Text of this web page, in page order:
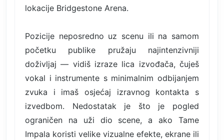
lokacije Bridgestone Arena.
Pozicije neposredno uz scenu ili na samom
početku publike pružaju najintenzivniji
doživljaj — vidiš izraze lica izvođača, čuješ
vokal i instrumente s minimalnim odbijanjem
zvuka i imaš osjećaj izravnog kontakta s
izvedbom. Nedostatak je što je pogled
ograničen na uži dio scene, a ako Tame
Impala koristi velike vizualne efekte, ekrane ili